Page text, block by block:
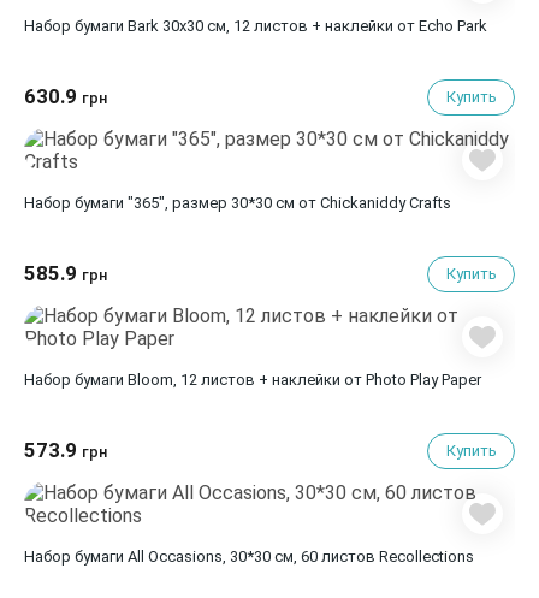
Набор бумаги Bark 30х30 см, 12 листов + наклейки от Echo Park
630.9 грн Купить
Набор бумаги "365", размер 30*30 см от Chickaniddy Crafts
585.9 грн Купить
Набор бумаги Bloom, 12 листов + наклейки от Photo Play Paper
573.9 грн Купить
Набор бумаги All Occasions, 30*30 см, 60 листов Recollections